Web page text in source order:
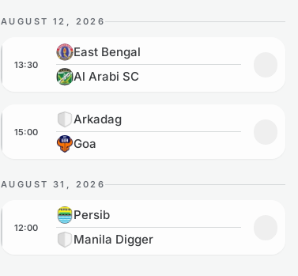
Gruppe G Gruppe H
AUGUST 12, 2026
East Bengal vs Al Arabi SC
13:30
East Bengal
Al Arabi SC
Arkadag vs Goa
15:00
Arkadag
Goa
AUGUST 31, 2026
Persib vs Manila Digger
12:00
Persib
Manila Digger